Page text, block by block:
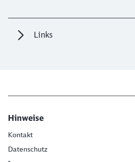
Links
Hinweise
Kontakt
Datenschutz